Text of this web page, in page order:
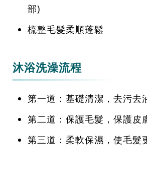
部)
梳整毛髮柔順蓬鬆
沐浴洗澡流程
第一道：基礎清潔，去污去
第二道：保護毛髮，保護皮
第三道：柔軟保濕，使毛髮